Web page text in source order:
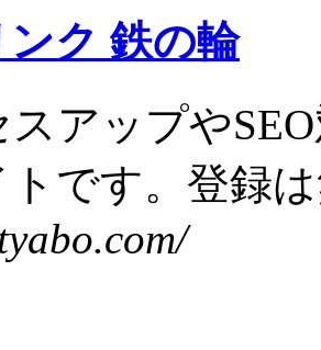
ク 鉄の輪
スアップや
トです。登録